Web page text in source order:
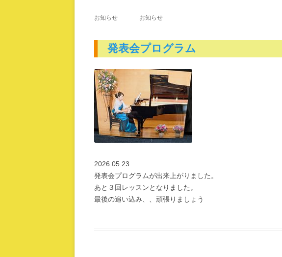
お知らせ お知らせ
発表会プログラム
2026.05.23
発表会プログラムが出来上がりました。
あと３回レッスンとなりました。
最後の追い込み、、頑張りましょう